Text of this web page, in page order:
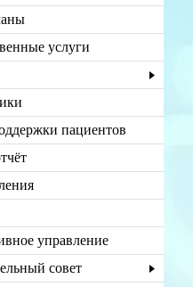
услуги
пациентов
управление
совет